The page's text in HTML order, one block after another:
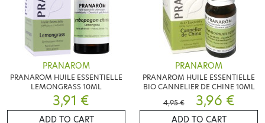
PRANAROM
PRANAROM HUILE ESSENTIELLE
LEMONGRASS 10ML
3,91 €
ADD TO CART
PRANAROM
PRANAROM HUILE ESSENTIELLE
BIO CANNELIER DE CHINE 10ML
4,95 €
3,96 €
ADD TO CART